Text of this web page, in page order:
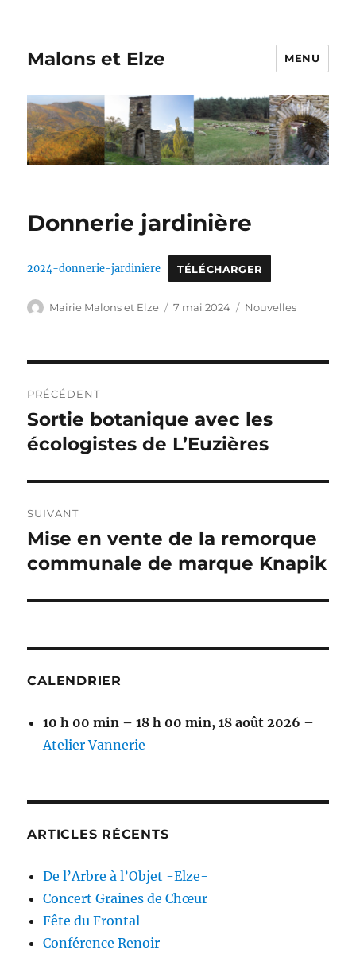
Malons et Elze MENU
Donnerie jardinière
2024-donnerie-jardiniere TÉLÉCHARGER
Auteur
Mairie Malons et Elze
Publié
7 mai 2024 Catégories
Nouvelles
de
l’article
PRÉCÉDENT
Publication
précédente :
Sortie botanique avec les
écologistes de L’Euzières
SUIVANT
Publication
suivante :
Mise en vente de la remorque
communale de marque Knapik
CALENDRIER
10 h 00 min – 18 h 00 min,18 août 2026 –
Atelier Vannerie
ARTICLES RÉCENTS
De l’Arbre à l’Objet -Elze-
Concert Graines de Chœur
Fête du Frontal
Conférence Renoir